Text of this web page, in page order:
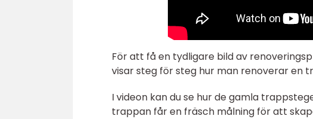
För att få en tydligare bild av
visar steg för steg hur man renoverar en
I videon kan du se hur de gamla
trappan får en fräsch målning för att